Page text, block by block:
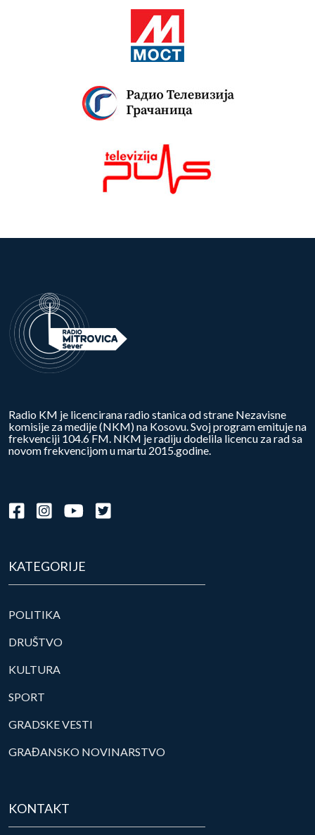
Radio KM je licencirana radio stanica od strane Nezavisne
komisije za medije (NKM) na Kosovu. Svoj program emituje na
frekvenciji 104.6 FM. NKM je radiju dodelila licencu za rad sa
novom frekvencijom u martu 2015.godine.
KATEGORIJE
POLITIKA
DRUŠTVO
KULTURA
SPORT
GRADSKE VESTI
GRAĐANSKO NOVINARSTVO
KONTAKT